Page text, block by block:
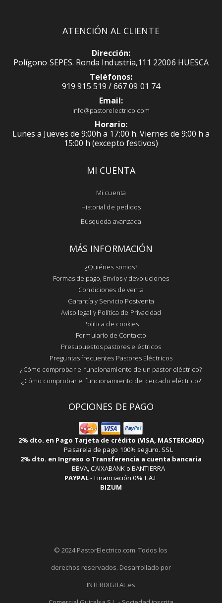
ATENCIÓN AL CLIENTE
Dirección:
Polígono SEPES. Ronda Industria,111 22006 HUESCA
Teléfonos:
919 915 519 / 667 09 01 74
Email:
info@pastorelectrico.com
Horario:
Lunes a Jueves de 9:00h a 17:00 h. Viernes de 9:00 h a
15:00 h (excepto festivos)
MI CUENTA
Mi cuenta
Historial de pedidos
Búsqueda avanzada
MÁS INFORMACIÓN
¿Quiénes somos?
Formas de pago, Envíos y devoluciones
Condiciones de venta
Garantía y Servicio Postventa
Aviso legal y Política de Privacidad
Política de cookies
Formulario de Contacto
Presupuestos pastores eléctricos
Preguntas frecuentes Pastores Eléctricos
¿Cómo comprobar el funcionamiento de un pastor eléctrico?
¿Cómo comprobar el funcionamiento del cercado eléctrico?
OPCIONES DE PAGO
2% dto. en Pago Tarjeta de crédito (VISA, MASTERCARD)
Pasarela de pago 100% seguro. SSL
2% dto. en Ingreso o Transferencia a cuenta bancaria
BBVA, CAIXABANK o BANTIERRA
PAYPAL- Financiación 0% T.A.E
BIZUM
© 2024 PastorElectrico.com. Todos los
derechos reservados. Desarrollado por
INTERDIGITAL.es